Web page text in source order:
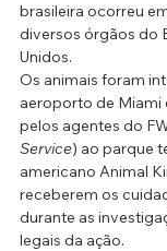
brasileira ocorreu
diversos órgãos do
Unidos.
Os animais foram
aeroporto de Miami
pelos agentes do
Service) ao parque
americano Animal
receberem os
durante as
legais da ação.